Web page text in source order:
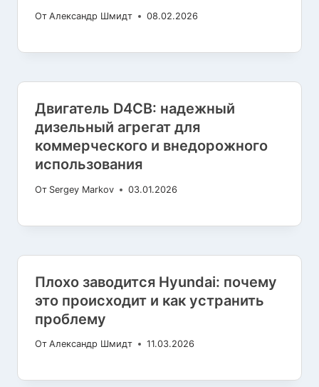
От Александр Шмидт 08.02.2026
Двигатель D4CB: надежный
дизельный агрегат для
коммерческого и внедорожного
использования
От Sergey Markov 03.01.2026
Плохо заводится Hyundai: почему
это происходит и как устранить
проблему
От Александр Шмидт 11.03.2026